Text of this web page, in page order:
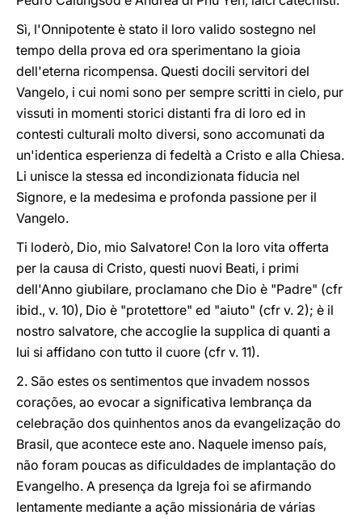
Sì, l'Onnipotente è stato il loro valido sostegno nel
tempo della prova ed ora sperimentano la gioia
dell'eterna ricompensa. Questi docili servitori del
Vangelo, i cui nomi sono per sempre scritti in cielo, pur
vissuti in momenti storici distanti fra di loro ed in
contesti culturali molto diversi, sono accomunati da
un'identica esperienza di fedeltà a Cristo e alla Chiesa.
Li unisce la stessa ed incondizionata fiducia nel
Signore, e la medesima e profonda passione per il
Vangelo.
Ti loderò, Dio, mio Salvatore! Con la loro vita offerta
per la causa di Cristo, questi nuovi Beati, i primi
dell'Anno giubilare, proclamano che Dio è "Padre" (cfr
ibid., v. 10), Dio è "protettore" ed "aiuto" (cfr v. 2); è il
nostro salvatore, che accoglie la supplica di quanti a
lui si affidano con tutto il cuore (cfr v. 11).
2. São estes os sentimentos que invadem nossos
corações, ao evocar a significativa lembrança da
celebração dos quinhentos anos da evangelização do
Brasil, que acontece este ano. Naquele imenso país,
não foram poucas as dificuldades de implantação do
Evangelho. A presença da Igreja foi se afirmando
lentamente mediante a ação missionária de várias